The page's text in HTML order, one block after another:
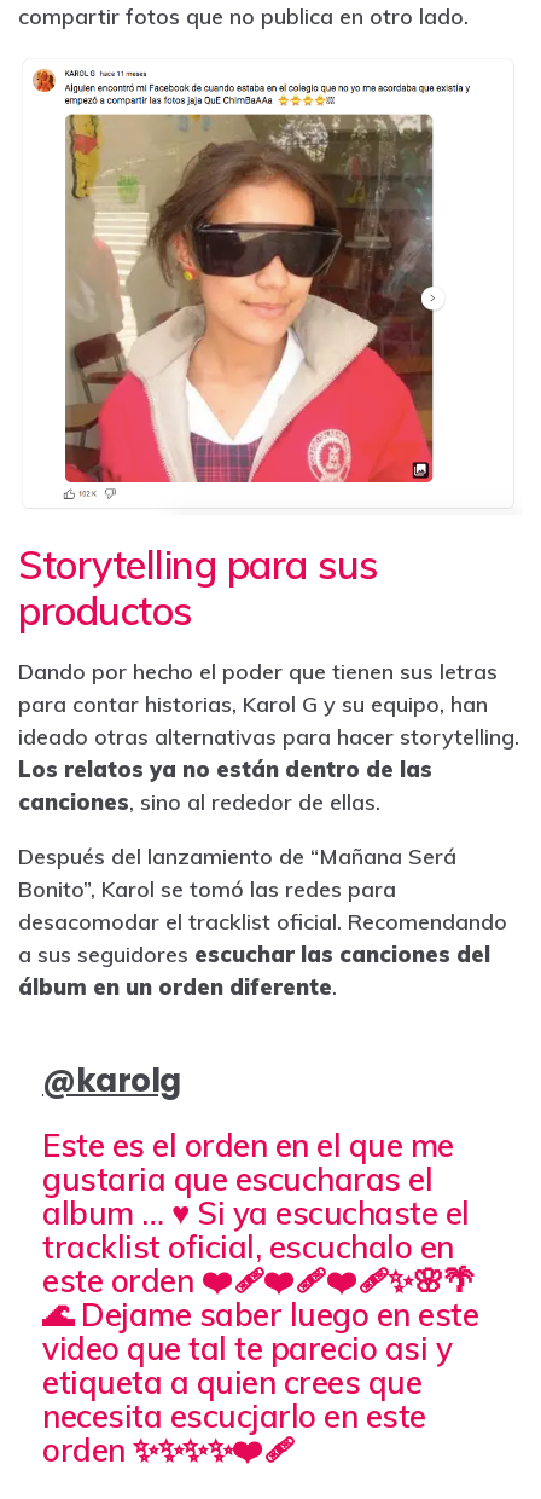
compartir fotos que no publica en otro lado.
Storytelling para sus
productos
Dando por hecho el poder que tienen sus letras
para contar historias, Karol G y su equipo, han
ideado otras alternativas para hacer storytelling.
Los relatos ya no están dentro de las
canciones, sino al rededor de ellas.
Después del lanzamiento de “Mañana Será
Bonito”, Karol se tomó las redes para
desacomodar el tracklist oficial. Recomendando
a sus seguidores escuchar las canciones del
álbum en un orden diferente.
@karolg
Este es el orden en el que me
gustaria que escucharas el
album … ♥️ Si ya escuchaste el
tracklist oficial, escuchalo en
este orden ❤️‍🩹❤️‍🩹❤️‍🩹✨🌸🌴
🌊 Dejame saber luego en este
video que tal te parecio asi y
etiqueta a quien crees que
necesita escucjarlo en este
orden ✨✨✨✨❤️‍🩹